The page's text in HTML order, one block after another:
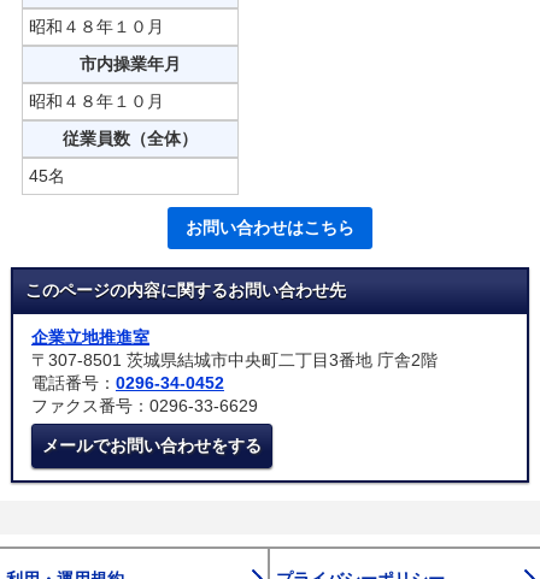
昭和４８年１０月
市内操業年月
昭和４８年１０月
従業員数（全体）
45名
お問い合わせはこちら
このページの内容に関するお問い合わせ先
企業立地推進室
〒307-8501 茨城県結城市中央町二丁目3番地 庁舎2階
電話番号： 0296-34-0452
ファクス番号：0296-33-6629
メールでお問い合わせをする